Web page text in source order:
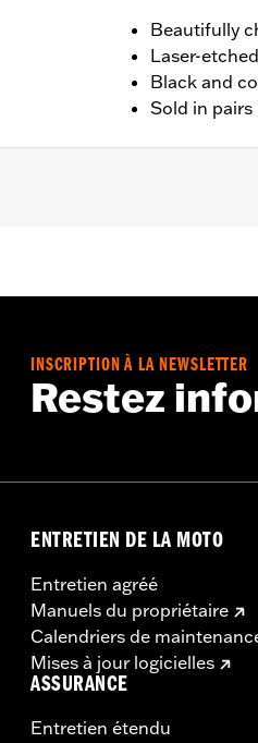
Beautifully
Laser-
Black and
Sold in pairs
Glide models require
clear view to the rear.
INSCRIPTION À LA NEWSLETTER
Restez
ENTRETIEN DE LA MOTO
Entretien agréé
Manuels du propriétaire
Calendriers de
Mises à jour logicielles
ASSURANCE
Entretien étendu